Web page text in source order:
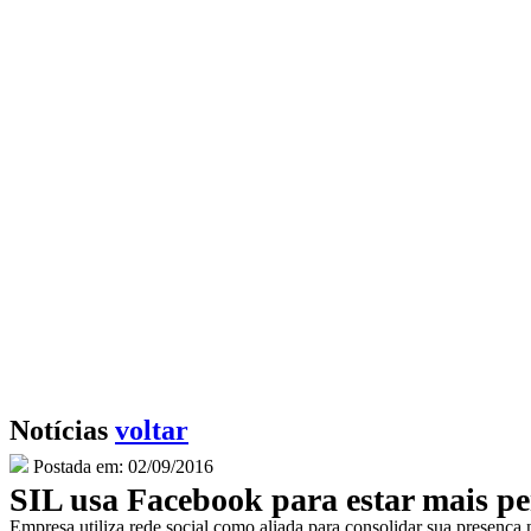
Notícias voltar
Postada em: 02/09/2016
SIL usa Facebook para estar mais
Empresa utiliza rede social como aliada para consolidar sua presença